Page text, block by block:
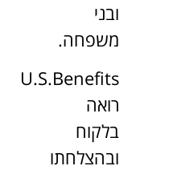
ובני
משפחה.
U.S.Benefits
רואה
בלקוח
ובהצלחתו